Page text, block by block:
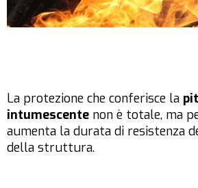
La protezione che conferisce la
intumescente non è totale, ma
aumenta la durata di resistenza
della struttura.